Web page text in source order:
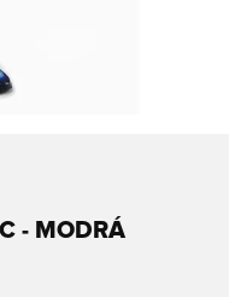
- MODRÁ